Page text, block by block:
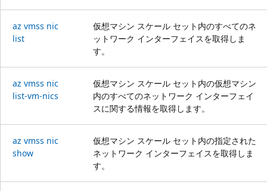
az vmss nic
list
仮想マシン スケール セット内のすべてのネ
ットワーク インターフェイスを取得しま
す。
az vmss nic
list-vm-nics
仮想マシン スケール セット内の仮想マシン
内のすべてのネットワーク インターフェイ
スに関する情報を取得します。
az vmss nic
show
仮想マシン スケール セット内の指定された
ネットワーク インターフェイスを取得しま
す。